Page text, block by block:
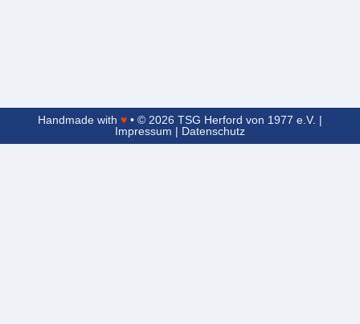
Handmade with ♥ • © 2026 TSG Herford von 1977 e.V. |
Impressum | Datenschutz